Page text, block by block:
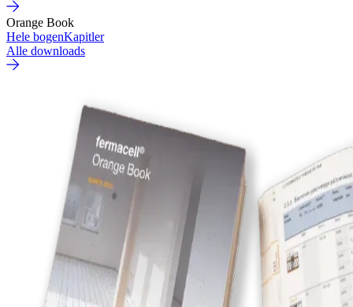
Orange Book
Hele bogenKapitler
Alle downloads